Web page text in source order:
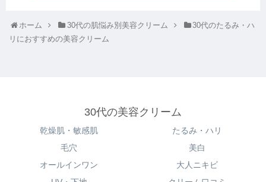
ホーム 30代の肌悩み別美容クリーム
30代のたるみ・ハ
リにおすすめの美容クリーム
30代の美容クリーム
乾燥肌・敏感肌
たるみ・ハリ
毛穴
美白
オールインワン
大人ニキビ